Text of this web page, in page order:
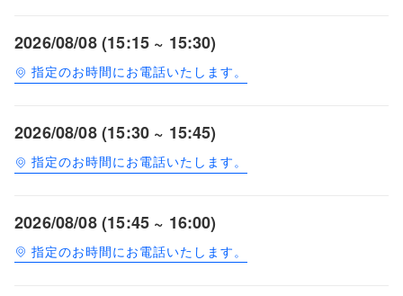
2026/08/08 (15:15 ~ 15:30)
指定のお時間にお電話いたします。
2026/08/08 (15:30 ~ 15:45)
指定のお時間にお電話いたします。
2026/08/08 (15:45 ~ 16:00)
指定のお時間にお電話いたします。